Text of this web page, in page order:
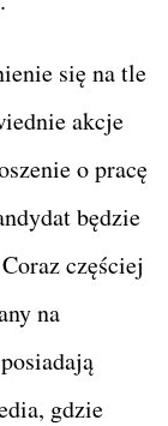
się na tle
akcje
o pracę
będzie
częściej
na
gdzie